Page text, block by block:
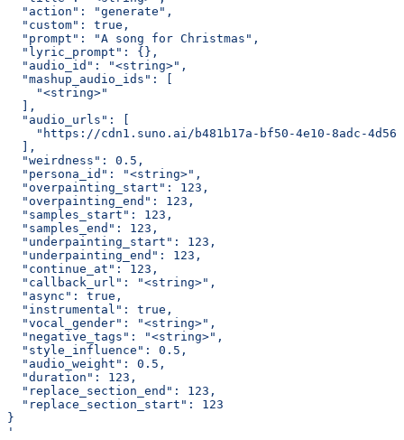
  "action": "generate",
  "custom": true,
  "prompt": "A song for Christmas",
  "lyric_prompt": {},
  "audio_id": "<string>",
  "mashup_audio_ids": [
    "<string>"
  ],
  "audio_urls": [
"https://cdn1.suno.ai/b481b17a-bf50-4e10-8adc-
  ],
  "weirdness": 0.5,
  "persona_id": "<string>",
  "overpainting_start": 123,
  "overpainting_end": 123,
  "samples_start": 123,
  "samples_end": 123,
  "underpainting_start": 123,
  "underpainting_end": 123,
  "continue_at": 123,
  "callback_url": "<string>",
  "async": true,
  "instrumental": true,
  "vocal_gender": "<string>",
  "negative_tags": "<string>",
  "style_influence": 0.5,
  "audio_weight": 0.5,
  "duration": 123,
  "replace_section_end": 123,
  "replace_section_start": 123
}
'